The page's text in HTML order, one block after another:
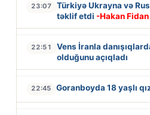
23:07
Türkiyə Ukrayna və
təklif etdi -Hakan Fidan
22:51
Vens İranla
olduğunu açıqladı
22:45 Goranboyda 18 yaşlı